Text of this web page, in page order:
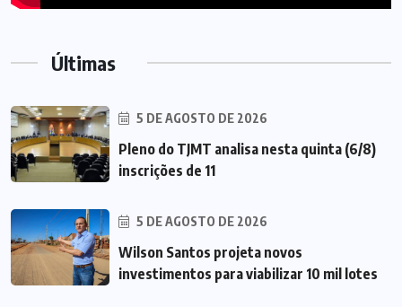
Últimas
5 DE AGOSTO DE 2026
Pleno do TJMT analisa nesta quinta (6/8)
inscrições de 11
5 DE AGOSTO DE 2026
Wilson Santos projeta novos
investimentos para viabilizar 10 mil lotes